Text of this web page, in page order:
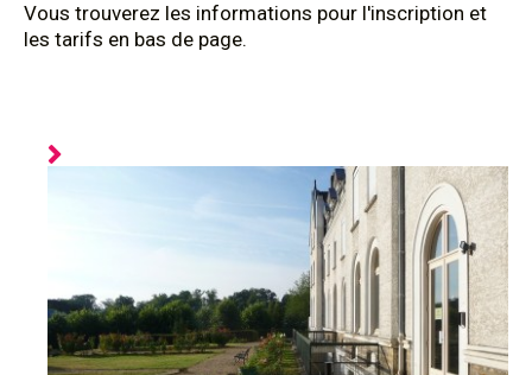
Vous trouverez les informations pour l'inscription et
les tarifs en bas de page.